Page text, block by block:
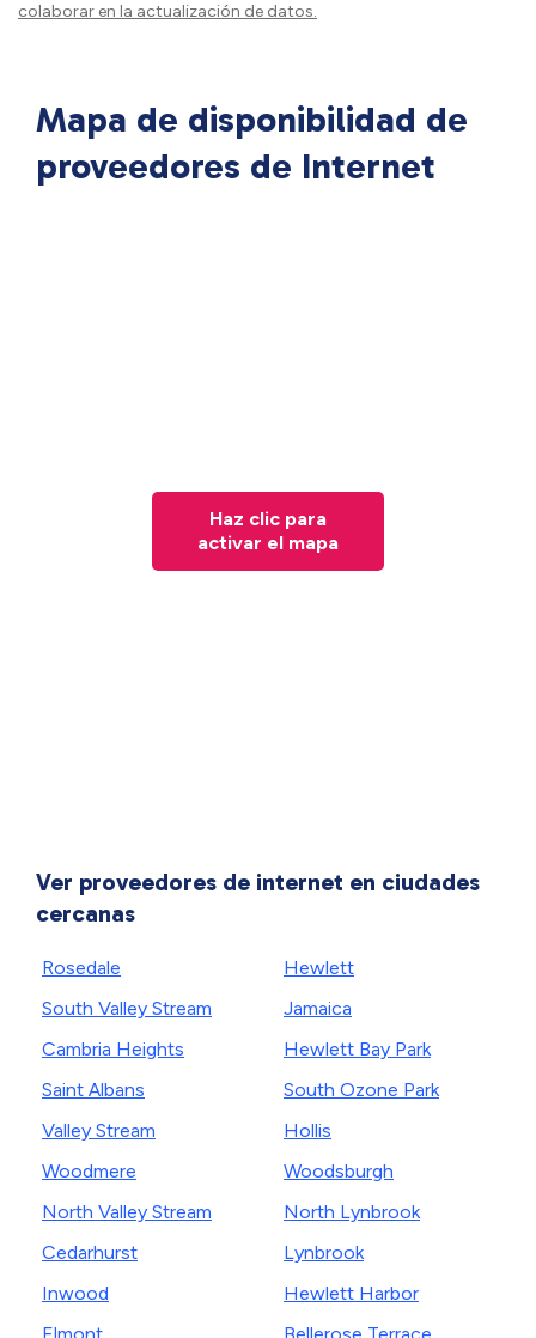
colaborar en la actualización de datos.
Mapa de disponibilidad de
proveedores de Internet
Haz clic para
activar el mapa
Ver proveedores de internet en ciudades
cercanas
Rosedale
South Valley Stream
Cambria Heights
Saint Albans
Valley Stream
Woodmere
North Valley Stream
Cedarhurst
Inwood
Hewlett
Jamaica
Hewlett Bay Park
South Ozone Park
Hollis
Woodsburgh
North Lynbrook
Lynbrook
Hewlett Harbor